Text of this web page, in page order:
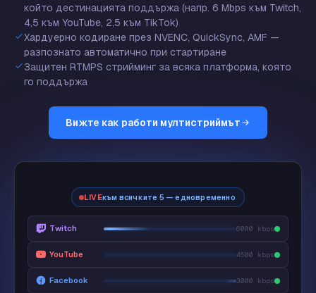
който дестинацията поддържа (напр. 6 Mbps към Twitch,
4,5 към YouTube, 2,5 към TikTok)
Хардуерно кодиране през NVENC, QuickSync, AMF —
разпознато автоматично при стартиране
Защитен RTMPS стрийминг за всяка платформа, която
го поддържа
Вижте как работи мултистриймът
LIVEкъм всичките 5 — едновременно
Twitch 6000 kbps
YouTube 4500 kbps
Facebook 3000 kbps